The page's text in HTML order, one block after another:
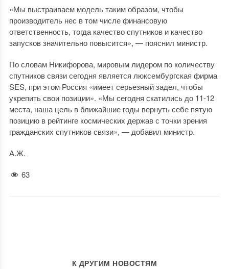
«Мы выстраиваем модель таким образом, чтобы
производитель нес в том числе финансовую
ответственность, тогда качество спутников и качество
запусков значительно повысится», — пояснил министр.
По словам Никифорова, мировым лидером по количеству
спутников связи сегодня является люксембургская фирма
SES, при этом Россия «имеет серьезный задел, чтобы
укрепить свои позиции». «Мы сегодня скатились до 11-12
места, наша цель в ближайшие годы вернуть себе пятую
позицию в рейтинге космических держав с точки зрения
гражданских спутников связи», — добавил министр.
А.Ж.
63
К ДРУГИМ НОВОСТЯМ